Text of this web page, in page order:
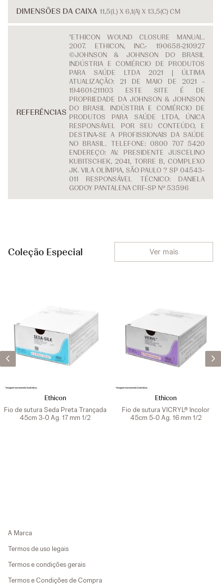
DIMENSÕES DA CAIXA 11,5(L) X 6,1(A) X 13,5(C) CM
REFERÊNCIAS
¹ETHICON WOUND CLOSURE MANUAL.
2007. ETHICON, INC.- 190658-210927
©JOHNSON & JOHNSON DO BRASIL
INDÚSTRIA E COMÉRCIO DE PRODUTOS
PARA SAÚDE LTDA 2021 | ÚLTIMA
ATUALIZAÇÃO: 21 DE MAIO DE 2021 -
194601-211103 ESTE SITE É DE
PROPRIEDADE DA JOHNSON & JOHNSON
DO BRASIL INDÚSTRIA E COMÉRCIO DE
PRODUTOS PARA SAÚDE LTDA, ÚNICA
RESPONSÁVEL POR SEU CONTEÚDO, E
DESTINA-SE A PROFISSIONAIS DA SAÚDE
NO BRASIL. TELEFONE: 0800 707 5420
ENDEREÇO: AV. PRESIDENTE JUSCELINO
KUBITSCHEK, 2041, TORRE B, COMPLEXO
JK. VILA OLÍMPIA, SÃO PAULO ? SP 04543-
011 RESPONSÁVEL TÉCNICO: DANIELA
GODOY PANTALENA CRF-SP Nº 53596
Coleção Especial Ver mais
Ethicon
Fio de sutura Seda Preta Trançada
45cm 3-0 Ag. 17 mm 1/2
Ethicon
Fio de sutura VICRYL® Incolor
45cm 5-0 Ag. 16 mm 1/2
A Marca
Termos de uso legais
Termos e condições gerais
Termos e Condições de Compra